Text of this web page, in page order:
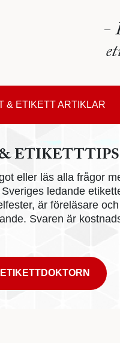
-
& ETIKETT ARTIKLAR
eller läs alla frågor
ledande
är föreläsare
Svaren är